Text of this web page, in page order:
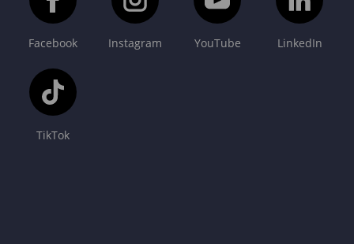
Facebook Instagram YouTube LinkedIn
TikTok